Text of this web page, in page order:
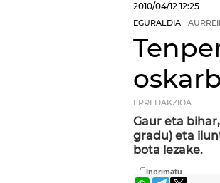
2010/04/12 12:25
EGURALDIA
ERREDAKZIOA
Gaur eta
gradu) eta
bota lezake.